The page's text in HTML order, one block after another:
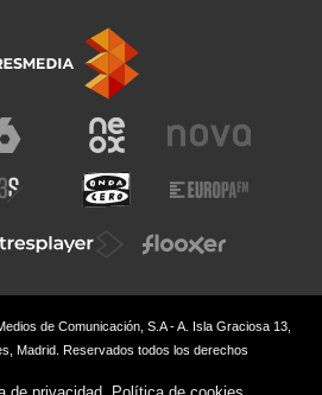
de Comunicación, S.A - A. Isla Graciosa 13,
Madrid. Reservados todos los derechos